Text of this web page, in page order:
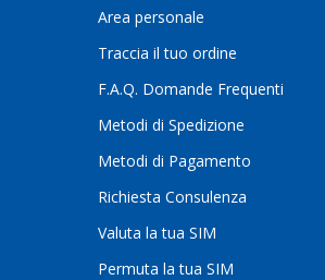
Area personale
Traccia il tuo ordine
F.A.Q. Domande Frequenti
Metodi di Spedizione
Metodi di Pagamento
Richiesta Consulenza
Valuta la tua SIM
Permuta la tua SIM